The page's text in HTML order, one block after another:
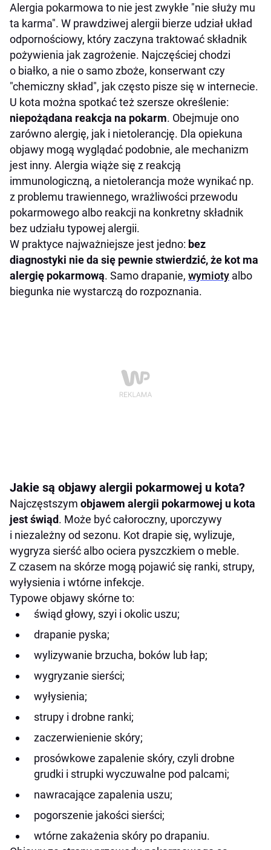
Alergia pokarmowa to nie jest zwykłe "nie służy mu
ta karma". W prawdziwej alergii bierze udział układ
odpornościowy, który zaczyna traktować składnik
pożywienia jak zagrożenie. Najczęściej chodzi
o białko, a nie o samo zboże, konserwant czy
"chemiczny skład", jak często pisze się w internecie.
U kota można spotkać też szersze określenie:
niepożądana reakcja na pokarm. Obejmuje ono
zarówno alergię, jak i nietolerancję. Dla opiekuna
objawy mogą wyglądać podobnie, ale mechanizm
jest inny. Alergia wiąże się z reakcją
immunologiczną, a nietolerancja może wynikać np.
z problemu trawiennego, wrażliwości przewodu
pokarmowego albo reakcji na konkretny składnik
bez udziału typowej alergii.
W praktyce najważniejsze jest jedno: bez
diagnostyki nie da się pewnie stwierdzić, że kot ma
alergię pokarmową. Samo drapanie, wymioty albo
biegunka nie wystarczą do rozpoznania.
Jakie są objawy alergii pokarmowej u kota?
Najczęstszym objawem alergii pokarmowej u kota
jest świąd. Może być całoroczny, uporczywy
i niezależny od sezonu. Kot drapie się, wylizuje,
wygryza sierść albo ociera pyszczkiem o meble.
Z czasem na skórze mogą pojawić się ranki, strupy,
wyłysienia i wtórne infekcje.
Typowe objawy skórne to:
świąd głowy, szyi i okolic uszu;
drapanie pyska;
wylizywanie brzucha, boków lub łap;
wygryzanie sierści;
wyłysienia;
strupy i drobne ranki;
zaczerwienienie skóry;
prosówkowe zapalenie skóry, czyli drobne
grudki i strupki wyczuwalne pod palcami;
nawracające zapalenia uszu;
pogorszenie jakości sierści;
wtórne zakażenia skóry po drapaniu.